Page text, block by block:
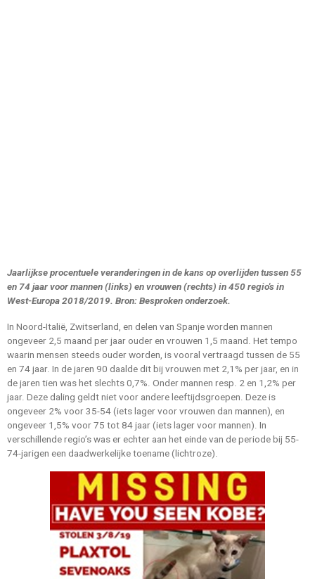
Jaarlijkse procentuele veranderingen in de kans op overlijden tussen 55
en 74 jaar voor mannen (links) en vrouwen (rechts) in 450 regio's in
West-Europa 2018/2019. Bron: Besproken onderzoek.
In Noord-Italië, Zwitserland, en delen van Spanje worden mannen
ongeveer 2,5 maand per jaar ouder en vrouwen 1,5 maand. Het tempo
waarin mensen steeds ouder worden, is vooral vertraagd tussen de 55
en 74 jaar. In de jaren 90 daalde dit bij vrouwen met 2,1% per jaar, en in
de jaren tien was het slechts 0,7%. Onder mannen resp. 2 en 1,2% per
jaar. Deze daling geldt niet voor andere leeftijdsgroepen. Deze is
ongeveer 2% voor 35-54 (iets lager voor vrouwen dan mannen), en
ongeveer 1,5% voor 75 tot 84 jaar (iets lager voor mannen). In
verschillende regio’s was er echter aan het einde van de periode bij 55-
74-jarigen een daadwerkelijke toename (lichtroze).